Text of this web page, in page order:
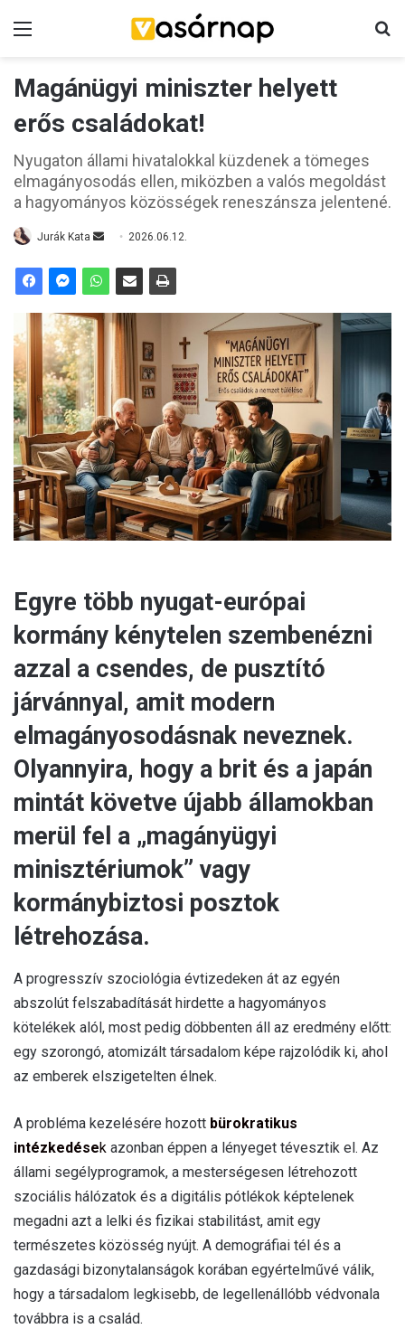
Magánügyi miniszter helyett
erős családokat!
Nyugaton állami hivatalokkal küzdenek a tömeges
elmagányosodás ellen, miközben a valós megoldást
a hagyományos közösségek reneszánsza jelentené.
Jurák Kata
a
m
i
l
2026.06.12.
Egyre több nyugat-európai
kormány kénytelen szembenézni
azzal a csendes, de pusztító
járvánnyal, amit modern
elmagányosodásnak neveznek.
Olyannyira, hogy a brit és a japán
mintát követve újabb államokban
merül fel a „magányügyi
minisztériumok” vagy
kormánybiztosi posztok
létrehozása.
A progresszív szociológia évtizedeken át az egyén
abszolút felszabadítását hirdette a hagyományos
kötelékek alól, most pedig döbbenten áll az eredmény előtt:
egy szorongó, atomizált társadalom képe rajzolódik ki, ahol
az emberek elszigetelten élnek.
A probléma kezelésére hozott bürokratikus
intézkedések azonban éppen a lényeget tévesztik el. Az
állami segélyprogramok, a mesterségesen létrehozott
szociális hálózatok és a digitális pótlékok képtelenek
megadni azt a lelki és fizikai stabilitást, amit egy
természetes közösség nyújt. A demográfiai tél és a
gazdasági bizonytalanságok korában egyértelművé válik,
hogy a társadalom legkisebb, de legellenállóbb védvonala
továbbra is a család.